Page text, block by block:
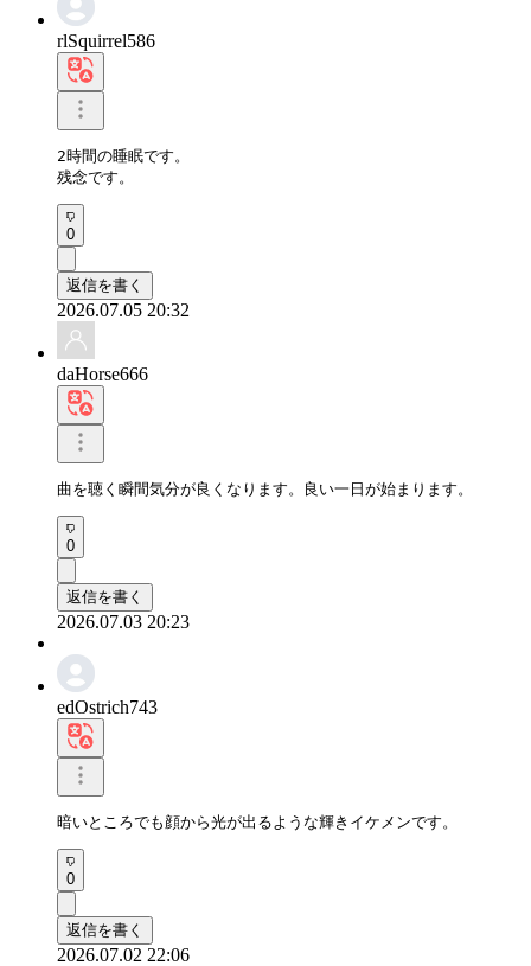
rlSquirrel586
2時間の睡眠です。
残念です。
0
返信を書く
2026.07.05 20:32
daHorse666
曲を聴く瞬間気分が良くなります。良い一日が始まります。
0
返信を書く
2026.07.03 20:23
edOstrich743
暗いところでも顔から光が出るような輝きイケメンです。
0
返信を書く
2026.07.02 22:06